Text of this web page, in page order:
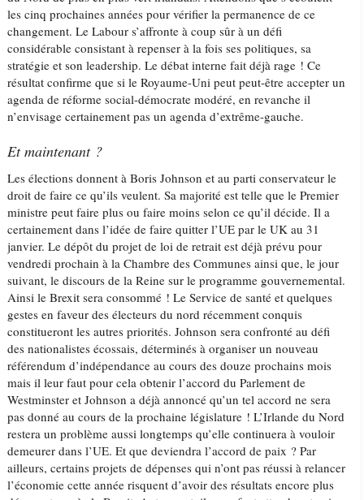
les cinq prochaines années pour vérifier la permanence de ce
changement. Le Labour s’affronte à coup sûr à un défi
considérable consistant à repenser à la fois ses politiques, sa
stratégie et son leadership. Le débat interne fait déjà rage ! Ce
résultat confirme que si le Royaume-Uni peut peut-être accepter un
agenda de réforme social-démocrate modéré, en revanche il
n’envisage certainement pas un agenda d’extrême-gauche.
Et maintenant ?
Les élections donnent à Boris Johnson et au parti conservateur le
droit de faire ce qu’ils veulent. Sa majorité est telle que le Premier
ministre peut faire plus ou faire moins selon ce qu’il décide. Il a
certainement dans l’idée de faire quitter l’UE par le UK au 31
janvier. Le dépôt du projet de loi de retrait est déjà prévu pour
vendredi prochain à la Chambre des Communes ainsi que, le jour
suivant, le discours de la Reine sur le programme gouvernemental.
Ainsi le Brexit sera consommé ! Le Service de santé et quelques
gestes en faveur des électeurs du nord récemment conquis
constitueront les autres priorités. Johnson sera confronté au défi
des nationalistes écossais, déterminés à organiser un nouveau
référendum d’indépendance au cours des douze prochains mois
mais il leur faut pour cela obtenir l’accord du Parlement de
Westminster et Johnson a déjà annoncé qu’un tel accord ne sera
pas donné au cours de la prochaine législature ! L’Irlande du Nord
restera un problème aussi longtemps qu’elle continuera à vouloir
demeurer dans l’UE. Et que deviendra l’accord de paix ? Par
ailleurs, certains projets de dépenses qui n’ont pas réussi à relancer
l’économie cette année risquent d’avoir des résultats encore plus